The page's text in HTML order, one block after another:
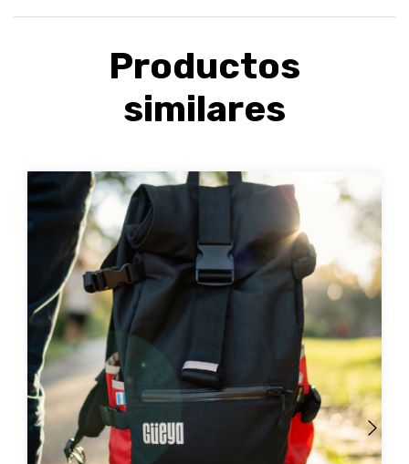
Productos
similares